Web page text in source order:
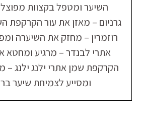
השיער ומטפל בקצוות
גרניום – מאזן את עור הקרקפת
רוזמרין – מחזק את השיערה
אתרי לבנדר – מרגיע ומחטא
הקרקפת שמן אתרי ילנג ילנג –
ומסייע לצמיחת שיער